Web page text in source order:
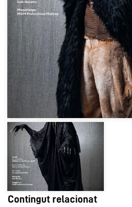
Contingut relacionat